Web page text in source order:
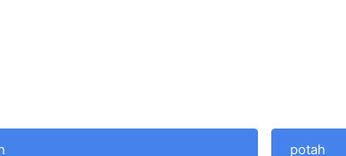
potah